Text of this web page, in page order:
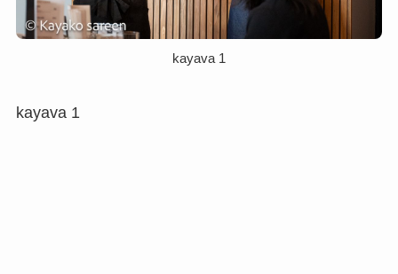
kayava 1
kayava 1